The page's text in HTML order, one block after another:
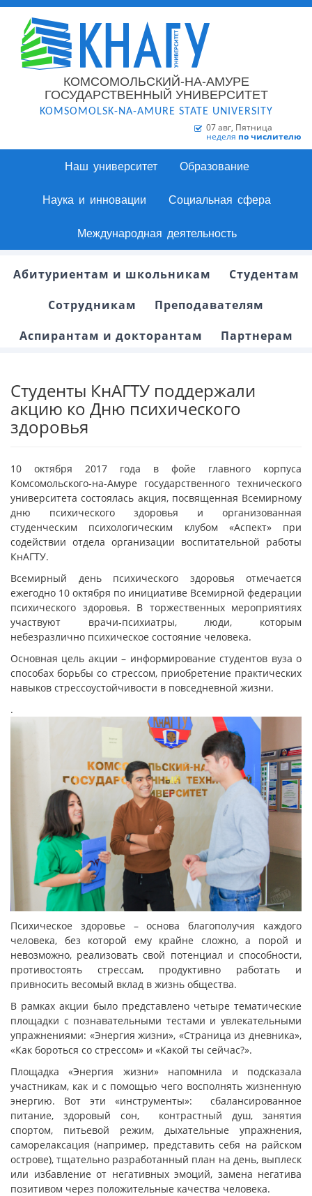
КОМСОМОЛЬСКИЙ-НА-АМУРЕ
ГОСУДАРСТВЕННЫЙ УНИВЕРСИТЕТ
KOMSOMOLSK-NA-AMURE STATE UNIVERSITY
07 авг, Пятница
неделя по числителю
Наш университет Образование
Наука и инновации Социальная сфера
Международная деятельность
Абитуриентам и школьникам
Студентам
Сотрудникам
Преподавателям
Аспирантам и докторантам
Партнерам
Студенты КнАГТУ поддержали
акцию ко Дню психического
здоровья
10 октября 2017 года в фойе главного корпуса
Комсомольского-на-Амуре государственного технического
университета состоялась акция, посвященная Всемирному
дню психического здоровья и организованная
студенческим психологическим клубом «Аспект» при
содействии отдела организации воспитательной работы
КнАГТУ.
Всемирный день психического здоровья отмечается
ежегодно 10 октября по инициативе Всемирной федерации
психического здоровья. В торжественных мероприятиях
участвуют врачи-психиатры, люди, которым
небезразлично психическое состояние человека.
Основная цель акции – информирование студентов вуза о
способах борьбы со стрессом, приобретение практических
навыков стрессоустойчивости в повседневной жизни.
.
Психическое здоровье – основа благополучия каждого
человека, без которой ему крайне сложно, а порой и
невозможно, реализовать свой потенциал и способности,
противостоять стрессам, продуктивно работать и
привносить весомый вклад в жизнь общества.
В рамках акции было представлено четыре тематические
площадки с познавательными тестами и увлекательными
упражнениями: «Энергия жизни», «Страница из дневника»,
«Как бороться со стрессом» и «Какой ты сейчас?».
Площадка «Энергия жизни» напомнила и подсказала
участникам, как и с помощью чего восполнять жизненную
энергию. Вот эти «инструменты»: сбалансированное
питание, здоровый сон, контрастный душ, занятия
спортом, питьевой режим, дыхательные упражнения,
саморелаксация (например, представить себя на райском
острове), тщательно разработанный план на день, выплеск
или избавление от негативных эмоций, замена негатива
позитивом через положительные качества человека.